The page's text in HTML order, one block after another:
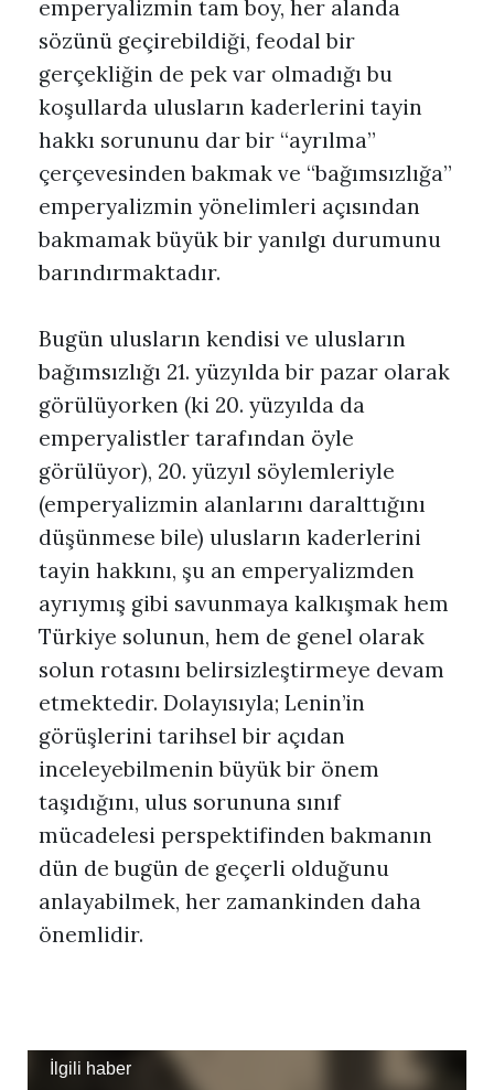
emperyalizmin tam boy, her alanda
sözünü geçirebildiği, feodal bir
gerçekliğin de pek var olmadığı bu
koşullarda ulusların kaderlerini tayin
hakkı sorununu dar bir “ayrılma”
çerçevesinden bakmak ve “bağımsızlığa”
emperyalizmin yönelimleri açısından
bakmamak büyük bir yanılgı durumunu
barındırmaktadır.
Bugün ulusların kendisi ve ulusların
bağımsızlığı 21. yüzyılda bir pazar olarak
görülüyorken (ki 20. yüzyılda da
emperyalistler tarafından öyle
görülüyor), 20. yüzyıl söylemleriyle
(emperyalizmin alanlarını daralttığını
düşünmese bile) ulusların kaderlerini
tayin hakkını, şu an emperyalizmden
ayrıymış gibi savunmaya kalkışmak hem
Türkiye solunun, hem de genel olarak
solun rotasını belirsizleştirmeye devam
etmektedir. Dolayısıyla; Lenin’in
görüşlerini tarihsel bir açıdan
inceleyebilmenin büyük bir önem
taşıdığını, ulus sorununa sınıf
mücadelesi perspektifinden bakmanın
dün de bugün de geçerli olduğunu
anlayabilmek, her zamankinden daha
önemlidir.
İlgili haber